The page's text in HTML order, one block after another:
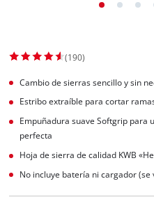
(190)
Cambio de sierras sencillo y sin
Estribo extraíble para cortar
Empuñadura suave Softgrip para
perfecta
Hoja de sierra de calidad KWB
No incluye batería ni cargador (se